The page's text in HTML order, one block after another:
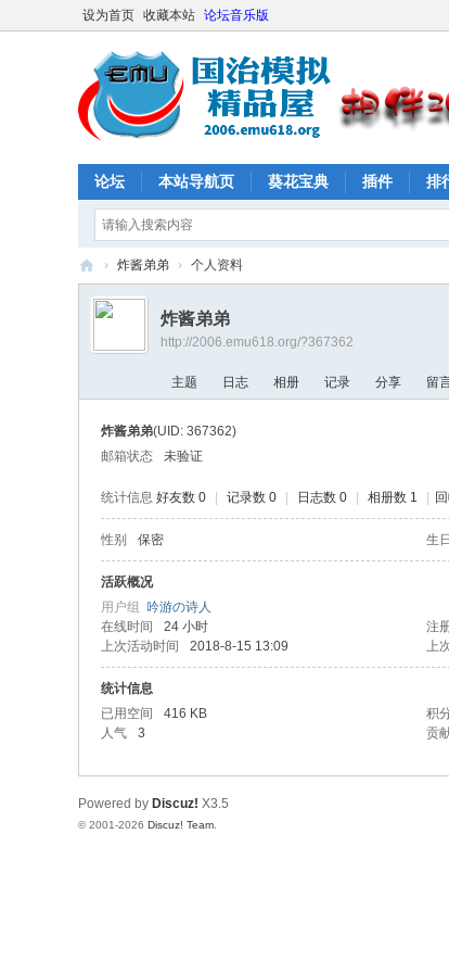
设为首页 收藏本站 论坛音乐版
论坛 本站导航页 葵花宝典 插件 排
E
› 炸酱弟弟 › 个人资料
炸酱弟弟
http://2006.emu618.org/?367362
主题 日志 相册 记录 分享 留
炸酱弟弟(UID: 367362)
邮箱状态
未验证
统计信息 好友数 0 记录数 0 日志数 0 相册数 1
性别 保密 生日
活跃概况
用户组 吟游の诗人
在线时间
24 小时 注
上次活动时间
2018-8-15 13:09 上
统计信息
已用空间
416 KB 积
人气
3 贡
Powered by Discuz! X3.5
© 2001-2026 Discuz! Team